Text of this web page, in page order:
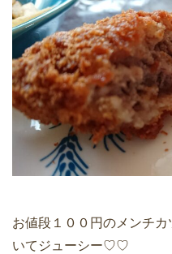
お値段１００円のメンチ
いてジューシー♡♡